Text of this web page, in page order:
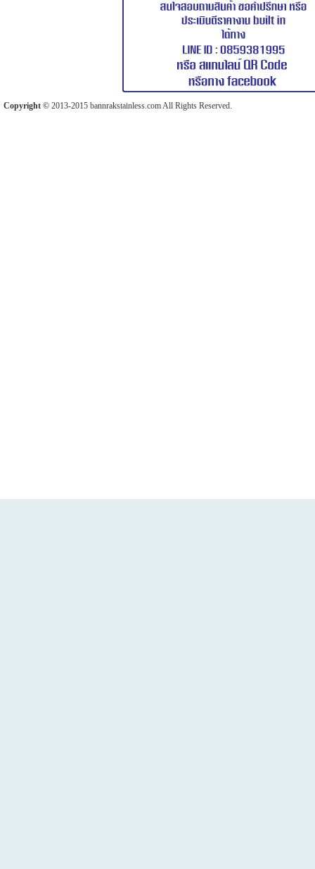
Copyright © 2013-2015 bannrakstainless.com All Rights Reserved.